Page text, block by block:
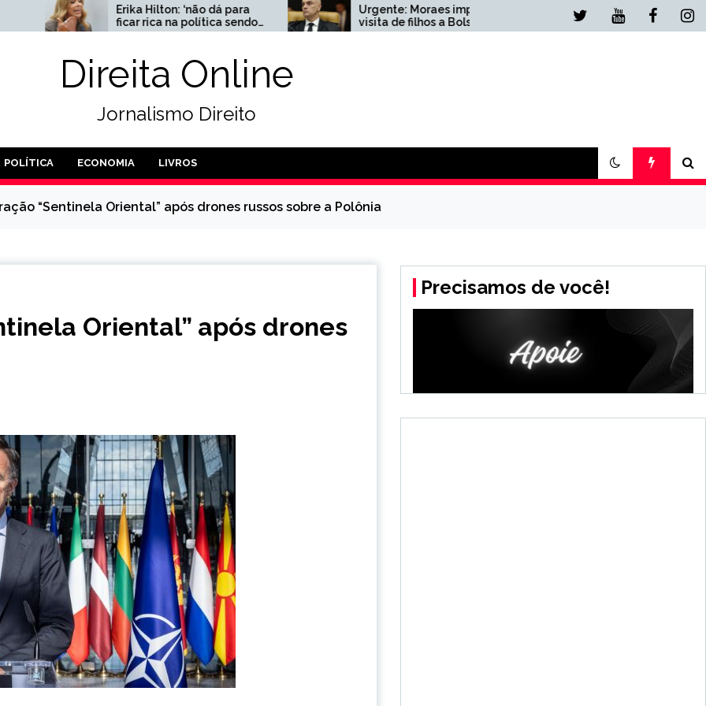
Hilton: ‘não dá para
rica na política sendo
e tendo bom
Urgente: Moraes impede
visita de filhos a Bolsonaro
no Dia dos Pais
Luto: morre o pai de Lionel
Messi aos 68 anos
Direita Online
Jornalismo Direito
POLÍTICA ECONOMIA LIVROS
“Sentinela Oriental” após drones russos sobre a Polônia
Oriental” após drones
Precisamos de você!